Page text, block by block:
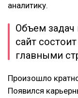
аналитику.
Объем задач
сайт
главными
Произошло
Появился